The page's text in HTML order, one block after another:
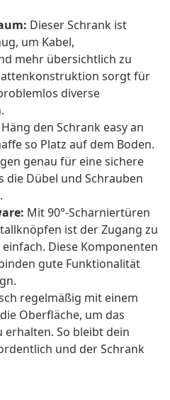
Dieser Schrank ist
um Kabel,
mehr übersichtlich zu
sorgt für
diverse
Häng den Schrank easy an
so Platz auf dem Boden.
genau für eine sichere
die Dübel und Schrauben
Mit 90°-Scharniertüren
ist der Zugang zu
Diese Komponenten
gute Funktionalität
regelmäßig mit einem
Oberfläche, um das
erhalten. So bleibt dein
und der Schrank